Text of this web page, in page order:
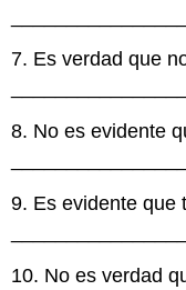
7. Es verdad que
8. No es evidente
9. Es evidente que
10. No es verdad